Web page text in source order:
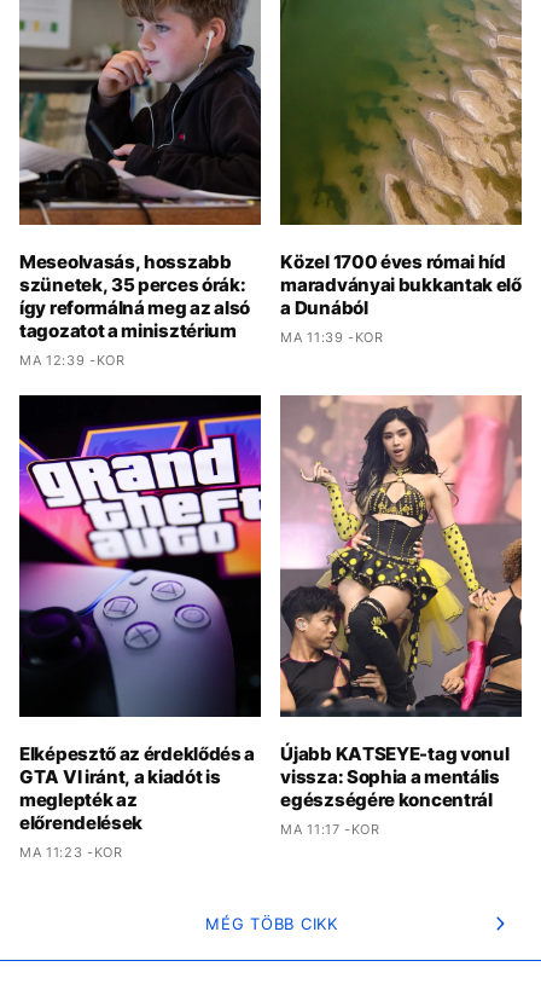
Meseolvasás, hosszabb
szünetek, 35 perces órák:
így reformálná meg az alsó
tagozatot a minisztérium
MA 12:39 -KOR
Közel 1700 éves római híd
maradványai bukkantak elő
a Dunából
MA 11:39 -KOR
Elképesztő az érdeklődés a
GTA VI iránt, a kiadót is
meglepték az
előrendelések
MA 11:23 -KOR
Újabb KATSEYE-tag vonul
vissza: Sophia a mentális
egészségére koncentrál
MA 11:17 -KOR
MÉG TÖBB CIKK